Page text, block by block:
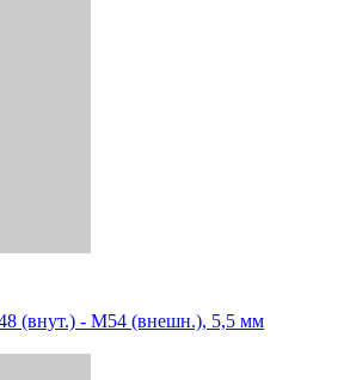
(внут.) - M54 (внешн.), 5,5 мм